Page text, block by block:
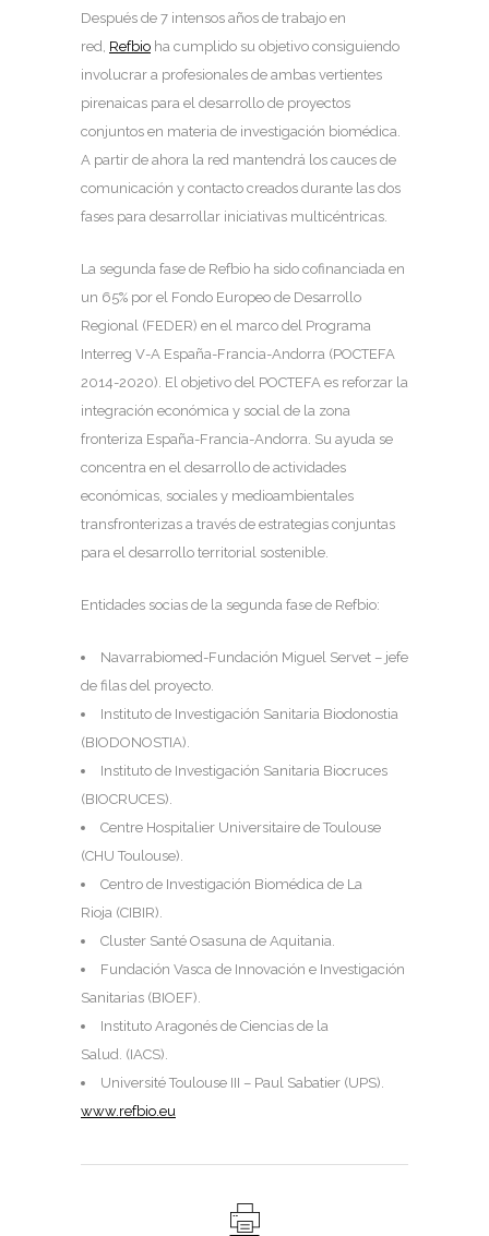
Después de 7 intensos años de trabajo en
red, Refbio ha cumplido su objetivo consiguiendo
involucrar a profesionales de ambas vertientes
pirenaicas para el desarrollo de proyectos
conjuntos en materia de investigación biomédica.
A partir de ahora la red mantendrá los cauces de
comunicación y contacto creados durante las dos
fases para desarrollar iniciativas multicéntricas.
La segunda fase de Refbio ha sido cofinanciada en
un 65% por el Fondo Europeo de Desarrollo
Regional (FEDER) en el marco del Programa
Interreg V-A España-Francia-Andorra (POCTEFA
2014-2020). El objetivo del POCTEFA es reforzar la
integración económica y social de la zona
fronteriza España-Francia-Andorra. Su ayuda se
concentra en el desarrollo de actividades
económicas, sociales y medioambientales
transfronterizas a través de estrategias conjuntas
para el desarrollo territorial sostenible.
Entidades socias de la segunda fase de Refbio:
Navarrabiomed-Fundación Miguel Servet – jefe
de filas del proyecto.
Instituto de Investigación Sanitaria Biodonostia
(BIODONOSTIA).
Instituto de Investigación Sanitaria Biocruces
(BIOCRUCES).
Centre Hospitalier Universitaire de Toulouse
(CHU Toulouse).
Centro de Investigación Biomédica de La
Rioja (CIBIR).
Cluster Santé Osasuna de Aquitania.
Fundación Vasca de Innovación e Investigación
Sanitarias (BIOEF).
Instituto Aragonés de Ciencias de la
Salud. (IACS).
Université Toulouse III – Paul Sabatier (UPS).
www.refbio.eu